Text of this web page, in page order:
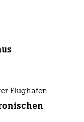
Flughafen